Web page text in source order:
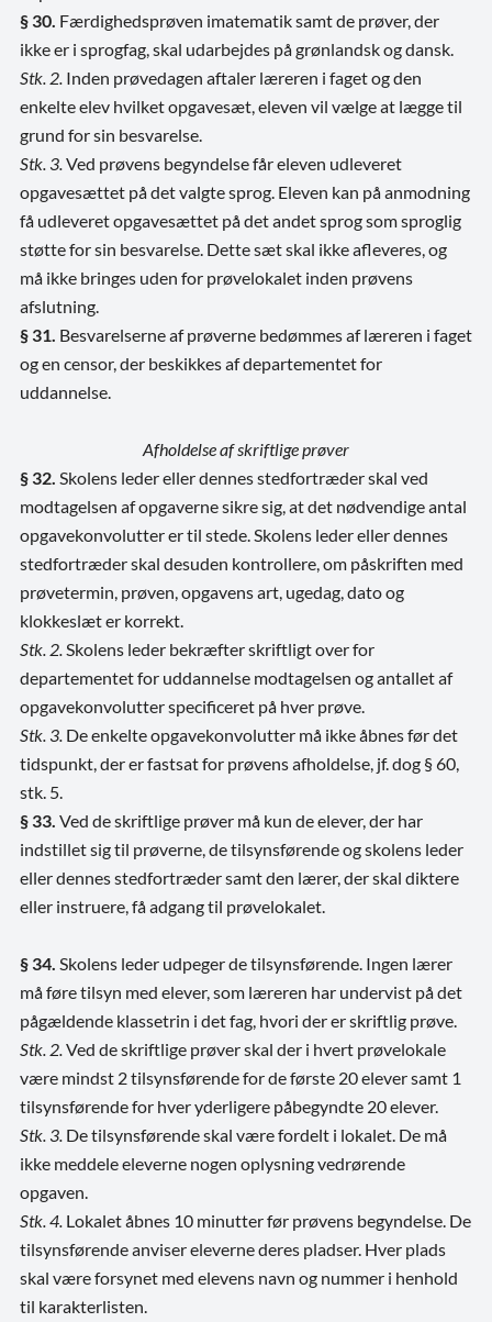
§ 30. Færdighedsprøven imatematik samt de prøver, der
ikke er i sprogfag, skal udarbejdes på grønlandsk og dansk.
Stk. 2. Inden prøvedagen aftaler læreren i faget og den
enkelte elev hvilket opgavesæt, eleven vil vælge at lægge til
grund for sin besvarelse.
Stk. 3. Ved prøvens begyndelse får eleven udleveret
opgavesættet på det valgte sprog. Eleven kan på anmodning
få udleveret opgavesættet på det andet sprog som sproglig
støtte for sin besvarelse. Dette sæt skal ikke afleveres, og
må ikke bringes uden for prøvelokalet inden prøvens
afslutning.
§ 31. Besvarelserne af prøverne bedømmes af læreren i faget
og en censor, der beskikkes af departementet for
uddannelse.
Afholdelse af skriftlige prøver
§ 32. Skolens leder eller dennes stedfortræder skal ved
modtagelsen af opgaverne sikre sig, at det nødvendige antal
opgavekonvolutter er til stede. Skolens leder eller dennes
stedfortræder skal desuden kontrollere, om påskriften med
prøvetermin, prøven, opgavens art, ugedag, dato og
klokkeslæt er korrekt.
Stk. 2. Skolens leder bekræfter skriftligt over for
departementet for uddannelse modtagelsen og antallet af
opgavekonvolutter specificeret på hver prøve.
Stk. 3. De enkelte opgavekonvolutter må ikke åbnes før det
tidspunkt, der er fastsat for prøvens afholdelse, jf. dog § 60,
stk. 5.
§ 33. Ved de skriftlige prøver må kun de elever, der har
indstillet sig til prøverne, de tilsynsførende og skolens leder
eller dennes stedfortræder samt den lærer, der skal diktere
eller instruere, få adgang til prøvelokalet.
§ 34. Skolens leder udpeger de tilsynsførende. Ingen lærer
må føre tilsyn med elever, som læreren har undervist på det
pågældende klassetrin i det fag, hvori der er skriftlig prøve.
Stk. 2. Ved de skriftlige prøver skal der i hvert prøvelokale
være mindst 2 tilsynsførende for de første 20 elever samt 1
tilsynsførende for hver yderligere påbegyndte 20 elever.
Stk. 3. De tilsynsførende skal være fordelt i lokalet. De må
ikke meddele eleverne nogen oplysning vedrørende
opgaven.
Stk. 4. Lokalet åbnes 10 minutter før prøvens begyndelse. De
tilsynsførende anviser eleverne deres pladser. Hver plads
skal være forsynet med elevens navn og nummer i henhold
til karakterlisten.